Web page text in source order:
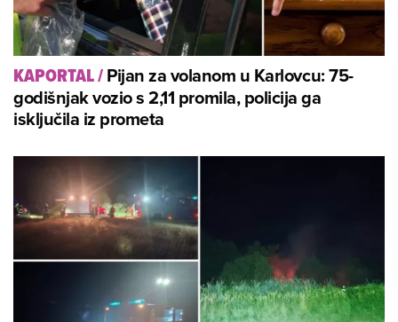
KAPORTAL/Pijan za volanom u Karlovcu: 75-
godišnjak vozio s 2,11 promila, policija ga
isključila iz prometa